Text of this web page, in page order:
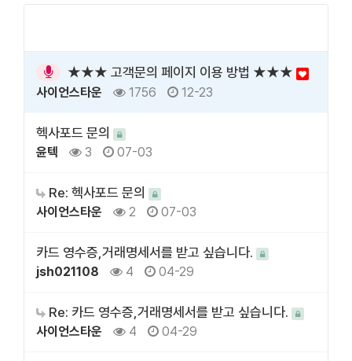
★★★ 고객문의 페이지 이용 방법 ★★★
사이언스타운 1756 12-23
헥사포드 문의
윤텍 3 07-03
Re: 헥사포드 문의
사이언스타운 2 07-03
카드 영수증,거래명세서를 받고 싶습니다.
jsh021108 4 04-29
Re: 카드 영수증,거래명세서를 받고 싶습니다.
사이언스타운 4 04-29